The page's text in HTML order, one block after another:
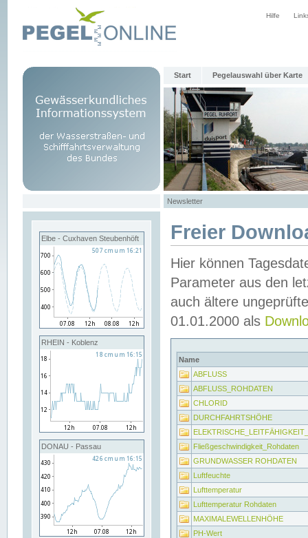
Hilfe
Start Pegelauswahl über Karte
Newsletter
Elbe - Cuxhaven Steubenhöft
RHEIN - Koblenz
DONAU - Passau
Freier
Hier können
Parameter aus den
auch ältere
01.01.2000 als
Name
ABFLUSS
ABFLUSS_ROHDATEN
CHLORID
DURCHFAHRTSHÖHE
Fließgeschwindigkeit_Rohdaten
GRUNDWASSER ROHDATEN
Luftfeuchte
Lufttemperatur
Lufttemperatur Rohdaten
MAXIMALEWELLENHÖHE
PH-Wert